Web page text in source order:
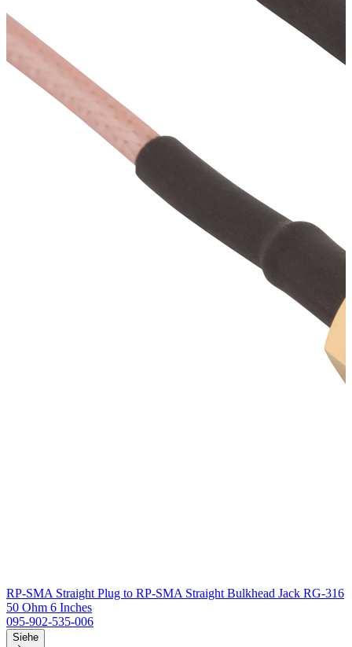
RP-SMA Straight Plug to RP-SMA Straight Bulkhead Jack RG-316
50 Ohm 6 Inches
095-902-535-006
Siehe